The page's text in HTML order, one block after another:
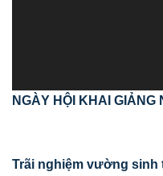
NGÀY HỘI KHAI GIẢNG
Trãi nghiệm vường sinh